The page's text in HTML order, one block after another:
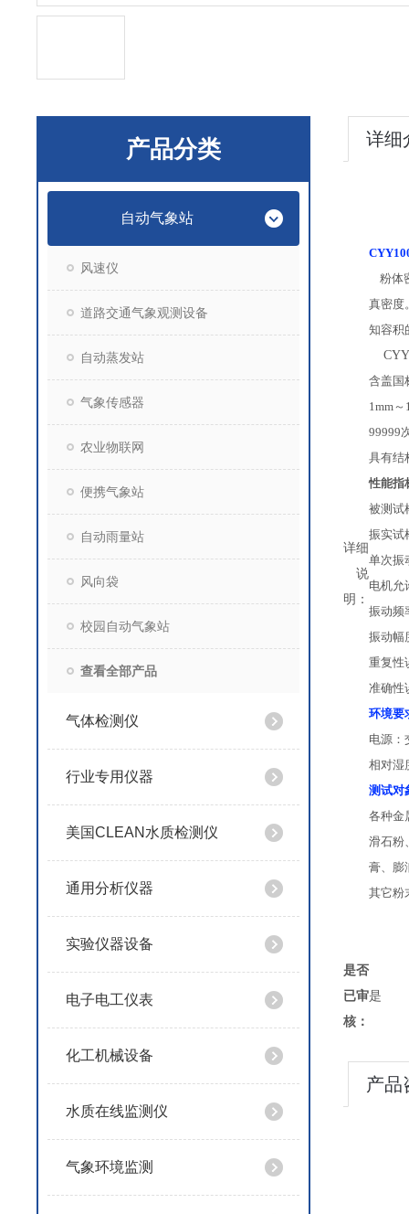
产品分类
自动气象站
风速仪
道路交通气象观测设备
自动蒸发站
气象传感器
农业物联网
便携气象站
自动雨量站
风向袋
校园自动气象站
查看全部产品
气体检测仪
行业专用仪器
美国CLEAN水质检测仪
通用分析仪器
实验仪器设备
电子电工仪表
化工机械设备
水质在线监测仪
气象环境监测
详细
详细
说
明：
粉体
真密度
知容积
含盖国
1mm～
99999
具有结
性能指
被测试
振实试
单次振
电机允
振动频
振动幅
重复性
准确性
环境要
电源：
相对湿
测试对
各种金
滑石粉
膏、膨
其它粉
是否
已审
核：
是
产品